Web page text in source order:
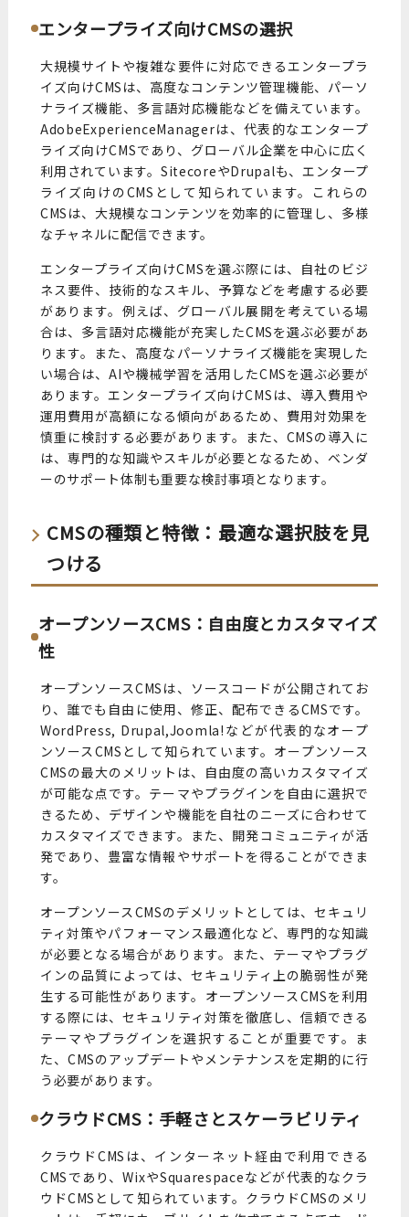
エンタープライズ向けCMSの選択
大規模サイトや複雑な要件に対応できるエンタープラ
イズ向けCMSは、高度なコンテンツ管理機能、パーソ
ナライズ機能、多言語対応機能などを備えています。
AdobeExperienceManagerは、代表的なエンタープ
ライズ向けCMSであり、グローバル企業を中心に広く
利用されています。SitecoreやDrupalも、エンタープ
ライズ向けのCMSとして知られています。これらの
CMSは、大規模なコンテンツを効率的に管理し、多様
なチャネルに配信できます。
エンタープライズ向けCMSを選ぶ際には、自社のビジ
ネス要件、技術的なスキル、予算などを考慮する必要
があります。例えば、グローバル展開を考えている場
合は、多言語対応機能が充実したCMSを選ぶ必要があ
ります。また、高度なパーソナライズ機能を実現した
い場合は、AIや機械学習を活用したCMSを選ぶ必要が
あります。エンタープライズ向けCMSは、導入費用や
運用費用が高額になる傾向があるため、費用対効果を
慎重に検討する必要があります。また、CMSの導入に
は、専門的な知識やスキルが必要となるため、ベンダ
ーのサポート体制も重要な検討事項となります。
CMSの種類と特徴：最適な選択肢を見
つける
オープンソースCMS：自由度とカスタマイズ
性
オープンソースCMSは、ソースコードが公開されてお
り、誰でも自由に使用、修正、配布できるCMSです。
WordPress, Drupal,Joomla!などが代表的なオープ
ンソースCMSとして知られています。オープンソース
CMSの最大のメリットは、自由度の高いカスタマイズ
が可能な点です。テーマやプラグインを自由に選択で
きるため、デザインや機能を自社のニーズに合わせて
カスタマイズできます。また、開発コミュニティが活
発であり、豊富な情報やサポートを得ることができま
す。
オープンソースCMSのデメリットとしては、セキュリ
ティ対策やパフォーマンス最適化など、専門的な知識
が必要となる場合があります。また、テーマやプラグ
インの品質によっては、セキュリティ上の脆弱性が発
生する可能性があります。オープンソースCMSを利用
する際には、セキュリティ対策を徹底し、信頼できる
テーマやプラグインを選択することが重要です。ま
た、CMSのアップデートやメンテナンスを定期的に行
う必要があります。
クラウドCMS：手軽さとスケーラビリティ
クラウドCMSは、インターネット経由で利用できる
CMSであり、WixやSquarespaceなどが代表的なクラ
ウドCMSとして知られています。クラウドCMSのメリ